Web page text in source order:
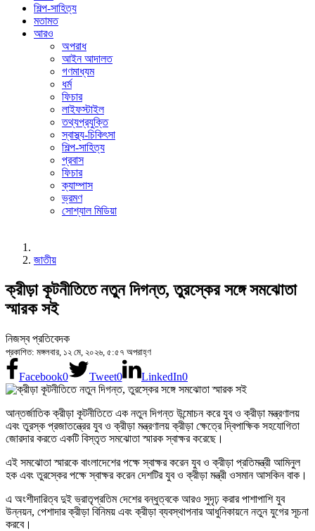
শিল্প-সাহিত্য
মতামত
আরও
অপরাধ
আইন আদালত
গণমাধ্যম
ধর্ম
ফিচার
লাইফস্টাইল
তথ্যপ্রযুক্তি
স্বাস্থ্য-চিকিৎসা
শিল্প-সাহিত্য
প্রবাস
ফিচার
ক্যাম্পাস
ভ্রমণ
সোশ্যাল মিডিয়া
জাতীয়
ক্রীড়া কূটনীতিতে নতুন দিগন্ত, তুরস্কের সঙ্গে সমঝোতা
স্মারক সই
নিজস্ব প্রতিবেদক
প্রকাশিত: মঙ্গলবার, ১২ মে, ২০২৬, ৫:৫৭ অপরাহ্ণ
Facebook0 Tweet0 LinkedIn0
আন্তর্জাতিক ক্রীড়া কূটনীতিতে এক নতুন দিগন্ত উন্মোচন করে যুব ও ক্রীড়া মন্ত্রণালয়
এবং তুরস্ক প্রজাতন্ত্রের যুব ও ক্রীড়া মন্ত্রণালয় ক্রীড়া ক্ষেত্রে দ্বিপাক্ষিক সহযোগিতা
জোরদার করতে একটি বিস্তৃত সমঝোতা স্মারক স্বাক্ষর করেছে।
এই সমঝোতা স্মারকে বাংলাদেশের পক্ষে স্বাক্ষর করেন যুব ও ক্রীড়া প্রতিমন্ত্রী আমিনুল
হক এবং তুরস্কের পক্ষে স্বাক্ষর করেন দেশটির যুব ও ক্রীড়া মন্ত্রী ওসমান আসকিন বাক।
এ অংশীদারিত্ব দুই ভ্রাতৃপ্রতিম দেশের বন্ধুত্বকে আরও সুদৃঢ় করার পাশাপাশি যুব
উন্নয়ন, পেশাদার ক্রীড়া বিনিময় এবং ক্রীড়া ব্যবস্থাপনার আধুনিকায়নে নতুন যুগের সূচনা
করবে।